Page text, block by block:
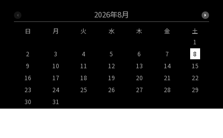
2026年8月
日 月 火 水 木 金
土
1
2
3 4 5 6 7
8
9
10 11 12 13 14
15
16
17 18 19 20 21
22
23
24 25 26 27 28
29
30
31